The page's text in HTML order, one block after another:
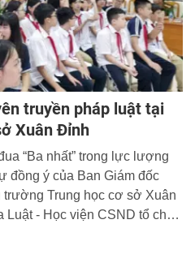
truyền pháp luật tại
Xuân Đỉnh
“Ba nhất” trong lực lượng
đồng ý của Ban Giám đốc
trường Trung học cơ sở Xuân
- Học viện CSND tổ chức
Đỉnh, thành phố Hà Nội.